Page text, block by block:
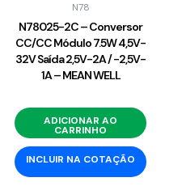
N78
N78025-2C – Conversor
CC/CC Módulo 7.5W 4,5V-
32V Saída 2,5V-2A / -2,5V-
1A – MEAN WELL
ADICIONAR AO
CARRINHO
INCLUIR NA COTAÇÃO